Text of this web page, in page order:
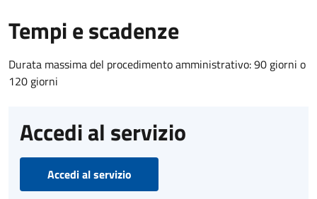
Tempi e scadenze
Durata massima del procedimento amministrativo: 90 giorni o
120 giorni
Accedi al servizio
Accedi al servizio